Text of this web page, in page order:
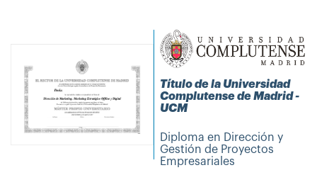
Título de la Universidad
Complutense de Madrid -
UCM
Diploma en Dirección y
Gestión de Proyectos
Empresariales